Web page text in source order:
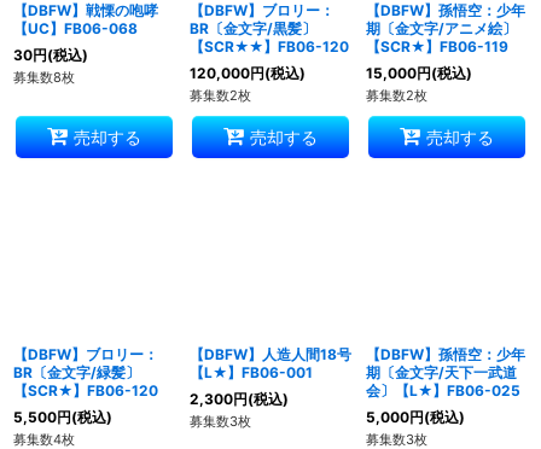
【DBFW】戦慄の咆哮
【UC】FB06-068
30円(税込)
募集数8枚
売却する
【DBFW】ブロリー：
BR〔金文字/黒髪〕
【SCR★★】FB06-120
120,000円(税込)
募集数2枚
売却する
【DBFW】孫悟空：少年
期〔金文字/アニメ絵〕
【SCR★】FB06-119
15,000円(税込)
募集数2枚
売却する
【DBFW】ブロリー：
BR〔金文字/緑髪〕
【SCR★】FB06-120
5,500円(税込)
募集数4枚
【DBFW】人造人間18号
【L★】FB06-001
2,300円(税込)
募集数3枚
【DBFW】孫悟空：少年
期〔金文字/天下一武道
会〕【L★】FB06-025
5,000円(税込)
募集数3枚